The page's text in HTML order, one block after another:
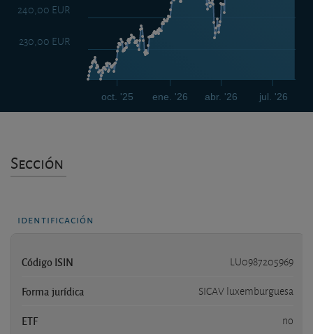
ene. '26 jul. '26
oct. '25 abr. '26
230,00 EUR
240,00 EUR
Sección
identificación
Código ISIN LU0987205969
Forma jurídica SICAV luxemburguesa
ETF no